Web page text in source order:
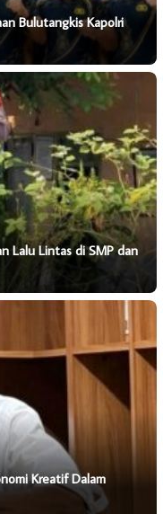
Bulutangkis Kapolri
Lalu Lintas di SMP dan
Kreatif Dalam